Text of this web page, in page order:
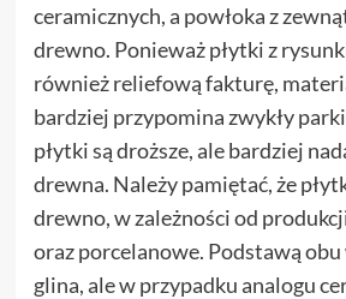
ceramicznych, a powłoka z
drewno. Ponieważ płytki z
również reliefową fakturę,
bardziej przypomina zwykły
płytki są droższe, ale bardziej
drewna. Należy pamiętać, że
drewno, w zależności od
oraz porcelanowe. Podstawą
glina, ale w przypadku analogu